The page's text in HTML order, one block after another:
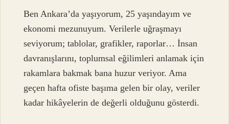
Ben Ankara’da yaşıyorum, 25 yaşındayım ve
ekonomi mezunuyum. Verilerle uğraşmayı
seviyorum; tablolar, grafikler, raporlar… İnsan
davranışlarını, toplumsal eğilimleri anlamak için
rakamlara bakmak bana huzur veriyor. Ama
geçen hafta ofiste başıma gelen bir olay, veriler
kadar hikâyelerin de değerli olduğunu gösterdi.